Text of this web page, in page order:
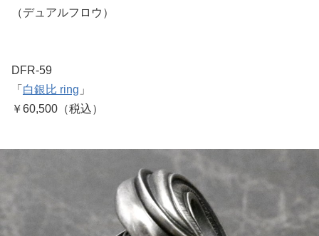
（デュアルフロウ）
DFR-59
「 白銀比 ring 」
￥60,500（税込）